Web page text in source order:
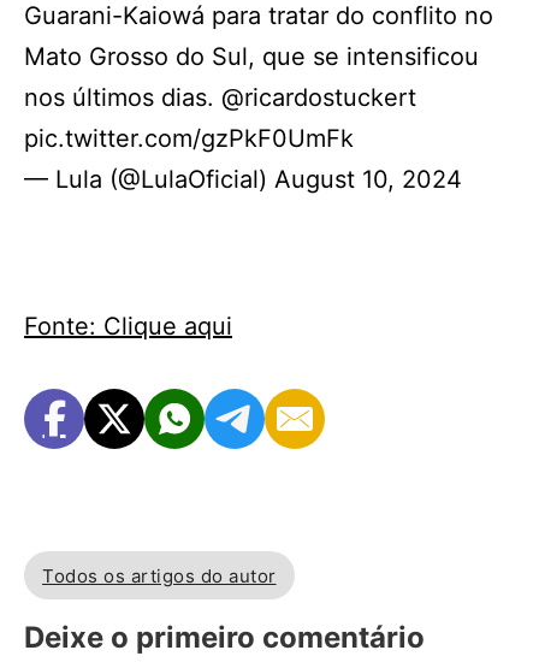
Guarani-Kaiowá para tratar do conflito no
Mato Grosso do Sul, que se intensificou
nos últimos dias. @ricardostuckert
pic.twitter.com/gzPkF0UmFk
— Lula (@LulaOficial) August 10, 2024
Fonte: Clique aqui
Todos os artigos do autor
Deixe o primeiro comentário